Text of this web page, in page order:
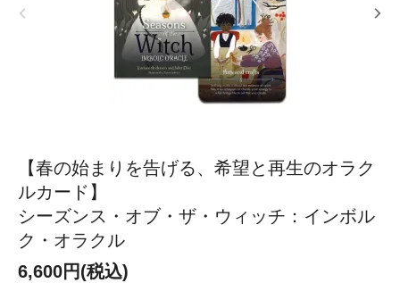
【春の始まりを告げる、希望と再生のオラク
ルカード】
シーズンス・オブ・ザ・ウィッチ：インボル
ク・オラクル
6,600円(税込)